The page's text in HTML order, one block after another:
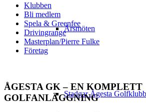
Årsmöten
Stadgar Ågesta Golfklubb
Klubben
Bli medlem
Spela & Greenfee
Drivingrange
Masterplan/Pierre Fulke
Företag
ÅGESTA GK – EN KOMPLETT
GOLFANLÄGGNING